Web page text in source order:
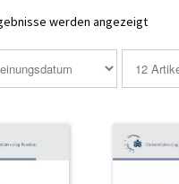
werden angezeigt